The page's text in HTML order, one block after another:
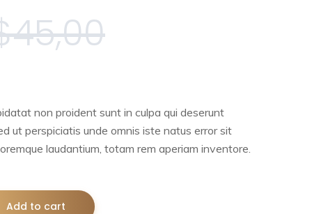
45,00
non proident sunt in culpa qui deserunt
ut perspiciatis unde omnis iste natus error sit
laudantium, totam rem aperiam inventore.
Add to cart